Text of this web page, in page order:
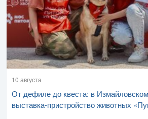
10 августа
От дефиле до квеста: в
выставка-пристройство животных